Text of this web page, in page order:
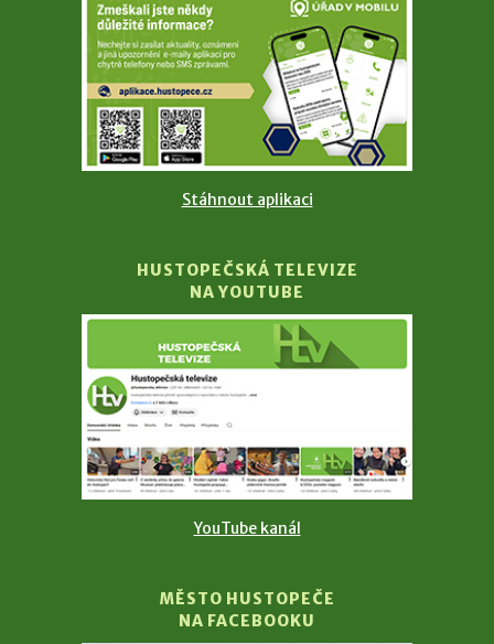
Stáhnout aplikaci
HUSTOPEČSKÁ TELEVIZE
NA YOUTUBE
YouTube kanál
MĚSTO HUSTOPEČE
NA FACEBOOKU